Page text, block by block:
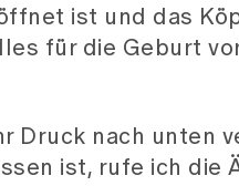
ist und das
für die Geburt
Druck nach unten
ist, rufe ich die